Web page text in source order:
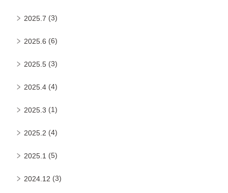
2025.7 (3)
2025.6 (6)
2025.5 (3)
2025.4 (4)
2025.3 (1)
2025.2 (4)
2025.1 (5)
2024.12 (3)